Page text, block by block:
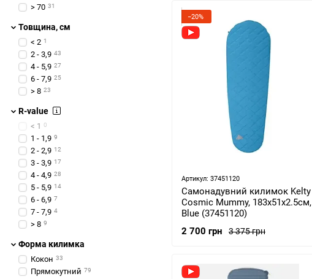
−20%
Артикул: 37451120
Самонадувний килимок Kelty
Cosmic Mummy, 183х51х2.5см,
Blue (37451120)
3 375 грн
2 700 грн
> 70 31
Товщина, см
< 2 1
2 - 3,9 43
4 - 5,9 27
6 - 7,9 25
> 8 23
R-value
< 1 0
1 - 1,9 9
2 - 2,9 12
3 - 3,9 17
4 - 4,9 28
5 - 5,9 14
6 - 6,9 7
7 - 7,9 4
> 8 9
Форма килимка
Кокон 33
Прямокутний 79